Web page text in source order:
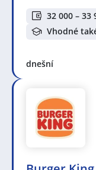
32 000 – 33
Vhodné
dnešní